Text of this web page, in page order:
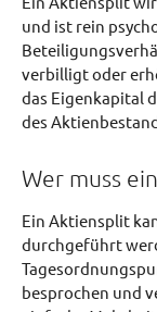
und ist rein
verbilligt oder
das Eigenkapital
des
Wer muss
Ein Aktiensplit
durchgeführt
besprochen und